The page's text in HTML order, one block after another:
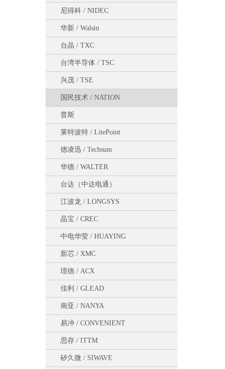
尼得科 / NIDEC
华新 / Walsin
台晶 / TXC
台湾半导体 / TSC
兴茂 / TSE
国民技术 / NATION
普斯
莱特波特 / LitePoint
德凌迅 / Techsum
华德 / WALTER
台达（中达电通）
江波龙 / LONGSYS
晶宝 / CREC
中电华莹 / HUAYING
新芯 / XMC
璟德 / ACX
佳利 / GLEAD
南亚 / NANYA
易冲 / CONVENIENT
思存 / ITTM
矽久微 / SIWAVE